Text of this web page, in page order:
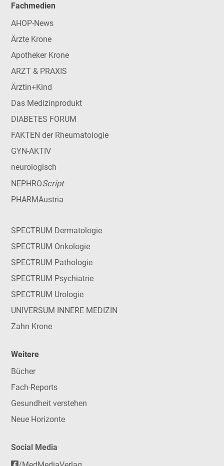
Fachmedien
AHOP-News
Ärzte Krone
Apotheker Krone
ARZT & PRAXIS
Ärztin+Kind
Das Medizinprodukt
DIABETES FORUM
FAKTEN der Rheumatologie
GYN-AKTIV
neurologisch
NEPHROScript
PHARMAustria
SPECTRUM Dermatologie
SPECTRUM Onkologie
SPECTRUM Pathologie
SPECTRUM Psychiatrie
SPECTRUM Urologie
UNIVERSUM INNERE MEDIZIN
Zahn Krone
Weitere
Bücher
Fach-Reports
Gesundheit verstehen
Neue Horizonte
Social Media